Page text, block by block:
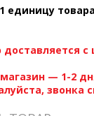
единицу товара
с
— 1-2
звонка